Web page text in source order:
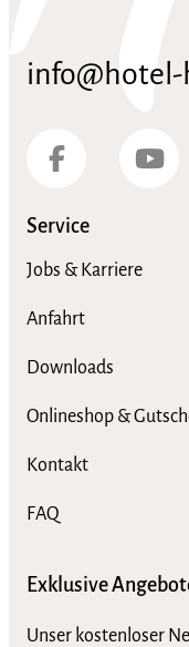
info@hotel-
Service
Jobs & Karriere
Anfahrt
Downloads
Onlineshop &
Kontakt
FAQ
Exklusive
Unser kostenloser